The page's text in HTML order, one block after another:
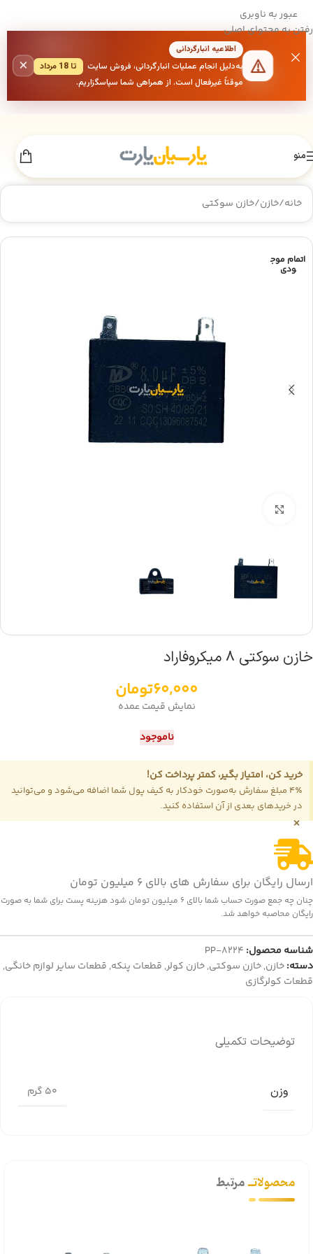
عبور به ناوبری
رفتن به محتوای اصلی
اطلاعیه انبارگردانی
به‌دلیل انجام عملیات انبارگردانی، فروش سایت
تا 18 مرداد
موقتاً غیرفعال است. از همراهی شما سپاسگزاریم.
×
منو
خانه/خازن/خازن سوکتی
اتمام موج
ودی
خازن سوکتی 8 میکروفاراد
60,000تومان
نمایش قیمت عمده
ناموجود
خرید کن، امتیاز بگیر، کمتر پرداخت کن!
4٪ مبلغ سفارش به‌صورت خودکار به کیف پول شما اضافه می‌شود و می‌توانید
در خریدهای بعدی از آن استفاده کنید.
×
ارسال رایگان برای سفارش های بالای 6 میلیون تومان
چنان چه جمع صورت حساب شما بالای 6 میلیون تومان شود هزینه پست برای شما به صورت
رایگان محاصبه خواهد شد.
شناسه محصول: PP-8224
دسته:خازن,خازن سوکتی,خازن کولر, قطعات پنکه, قطعات سایر لوازم خانگی,
قطعات کولرگازی
توضیحات تکمیلی
وزن 50 گرم
محصولاتــمرتبط